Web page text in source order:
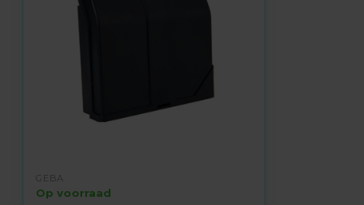
GEBA
Op voorraad